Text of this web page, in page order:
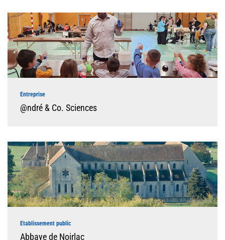
Entreprise
@ndré & Co. Sciences
Etablissement public
Abbaye de Noirlac